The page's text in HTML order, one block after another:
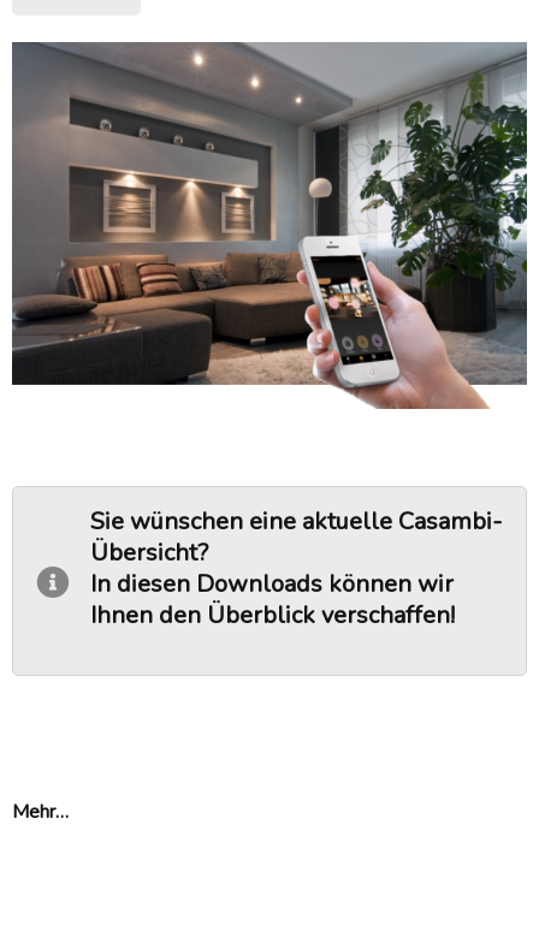
Sie wünschen eine aktuelle Casambi-
Übersicht?
In diesen Downloads können wir
Ihnen den Überblick verschaffen!
Mehr…